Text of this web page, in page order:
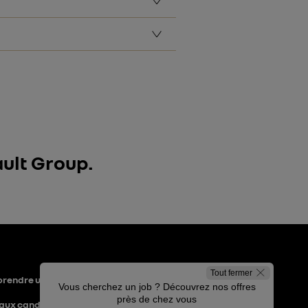
chaque femme a sa place
les opérations liées à la
Il assure le bon
Group.
un nouveau
candidats
Tout fermer
Vous cherchez un job ? Découvrez nos offres
près de chez vous